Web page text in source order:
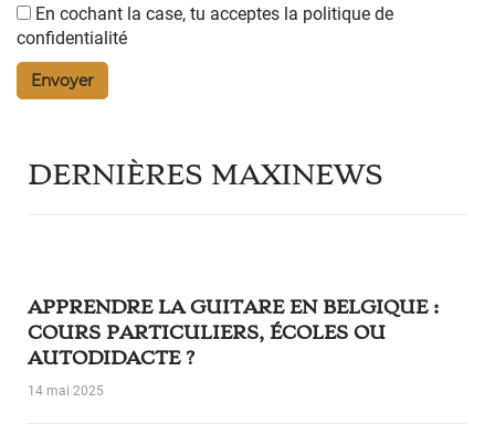
En cochant la case, tu acceptes la politique de
confidentialité
DERNIÈRES MAXINEWS
APPRENDRE LA GUITARE EN BELGIQUE :
COURS PARTICULIERS, ÉCOLES OU
AUTODIDACTE ?
14 mai 2025